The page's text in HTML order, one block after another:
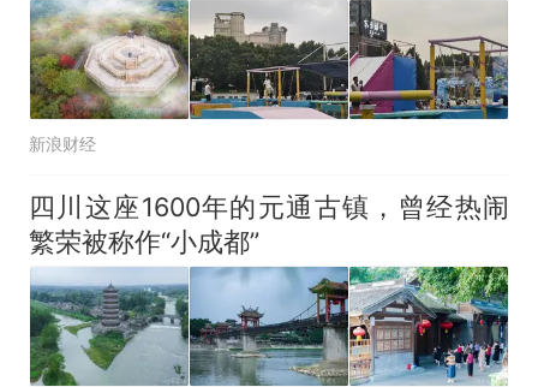
新浪财经
四川这座1600年的元通古镇，曾经热闹
繁荣被称作“小成都”